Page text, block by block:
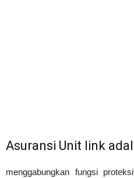
Asuransi Unit link
menggabungkan fungsi